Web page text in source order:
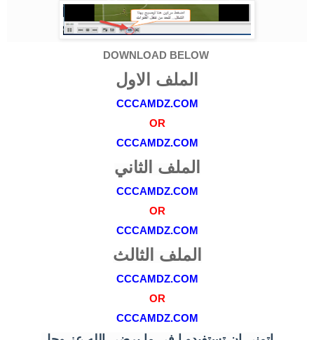
DOWNLOAD BELOW
الملف الاول
CCCAMDZ.COM
OR
CCCAMDZ.COM
الملف الثاني
CCCAMDZ.COM
OR
CCCAMDZ.COM
الملف الثالث
CCCAMDZ.COM
OR
CCCAMDZ.COM